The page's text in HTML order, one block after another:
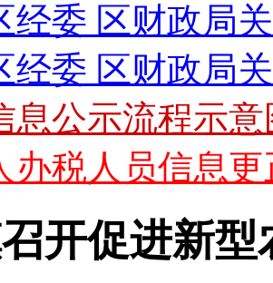
经委 区财政局
经委 区财政局
息公示流程示意
办税人员信息
开促进新